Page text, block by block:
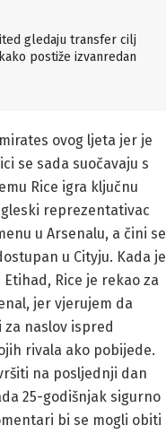
gledaju transfer cilj
postiže izvanredan
ovog ljeta jer je
se sada suočavaju s
Rice igra ključnu
reprezentativac
u Arsenalu, a čini se
u Cityju. Kada je
Rice je rekao za
jer vjerujem da
za naslov ispred
rivala ako pobijede.
na posljednji dan
25-godišnjak sigurno
bi se mogli obiti